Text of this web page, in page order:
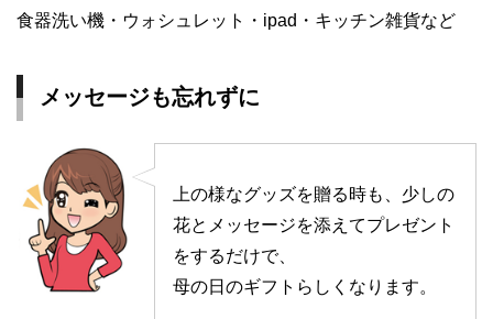
食器洗い機・ウォシュレット・ipad・キッチン雑貨など
メッセージも忘れずに
上の様なグッズを贈る時も、少しの
花とメッセージを添えてプレゼント
をするだけで、
母の日のギフトらしくなります。